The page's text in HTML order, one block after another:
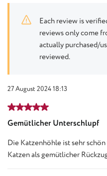
Each review is
reviews only come
actually purchased/
reviewed.
27 August 2024 18:13
Review with rating of 5 out of 5
Gemütlicher Unterschlupf
Die Katzenhöhle ist sehr
Katzen als gemütlicher